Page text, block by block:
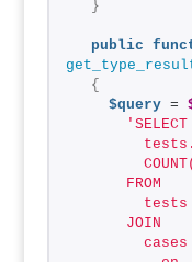
}
public
{
$query =
'SELECT
      FROM
        tests
      JOIN
        cases